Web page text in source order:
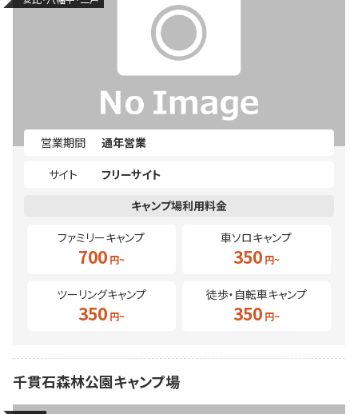
営業期間
通年営業
サイト
フリーサイト
ファミリーキャンプ
700
車ソロキャンプ
350
ツーリングキャンプ
350
徒歩・自転車キャンプ
350
千貫石森林公園キャンプ場